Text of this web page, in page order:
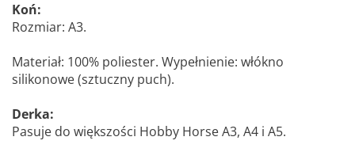
Koń:
Rozmiar: A3.
Materiał: 100% poliester. Wypełnienie: włókno
silikonowe (sztuczny puch).
Derka:
Pasuje do większości Hobby Horse A3, A4 i A5.